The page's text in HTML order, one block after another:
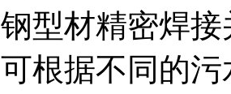
型材精密焊
根据不同的